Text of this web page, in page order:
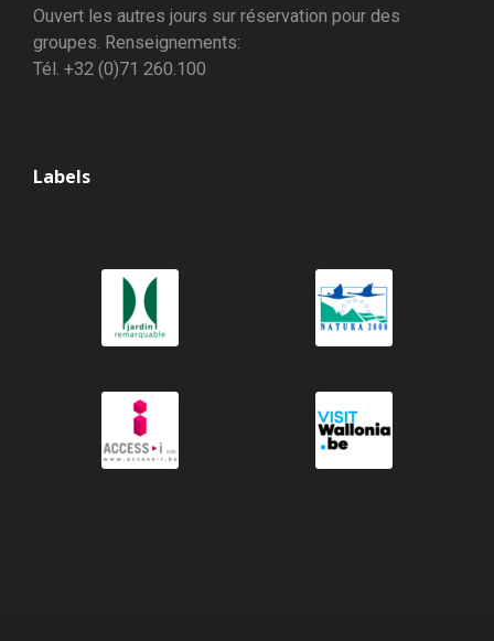
Ouvert les autres jours sur réservation pour des
groupes. Renseignements:
Tél. +32 (0)71 260.100
Labels